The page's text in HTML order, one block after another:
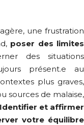
une frustration
poser des limites
des situations
présent.e au
plus graves,
sources de malaise,
Identifier et affirmer
votre équilibre